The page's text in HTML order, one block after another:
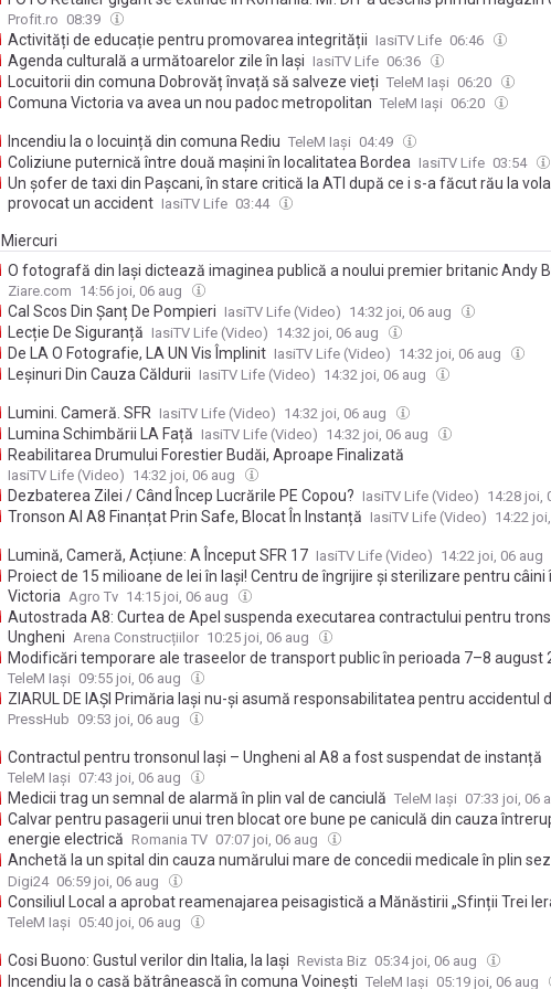
Profit.ro 08:39
Activități de educație pentru promovarea integrității IasiTV Life 06:46
Agenda culturală a următoarelor zile în Iași IasiTV Life 06:36
Locuitorii din comuna Dobrovăț învață să salveze vieți TeleM Iași 06:20
Comuna Victoria va avea un nou padoc metropolitan TeleM Iași 06:20
Incendiu la o locuință din comuna Rediu TeleM Iași 04:49
Coliziune puternică între două mașini în localitatea Bordea IasiTV Life 03:54
Un șofer de taxi din Pașcani, în stare critică la ATI după ce i s-a făcut rău la
provocat un accident IasiTV Life 03:44
Miercuri
O fotografă din Iași dictează imaginea publică a noului premier britanic Andy
Românca a lucrat și pentru Keir Starmer și The Guardian FOTO
Ziare.com 14:56 joi, 06 aug
Cal Scos Din Șanț De Pompieri IasiTV Life (Video) 14:32 joi, 06 aug
Lecție De Siguranță IasiTV Life (Video) 14:32 joi, 06 aug
De LA O Fotografie, LA UN Vis Împlinit IasiTV Life (Video) 14:32 joi, 06 aug
Leșinuri Din Cauza Căldurii IasiTV Life (Video) 14:32 joi, 06 aug
Lumini. Cameră. SFR IasiTV Life (Video) 14:32 joi, 06 aug
Lumina Schimbării LA Față IasiTV Life (Video) 14:32 joi, 06 aug
Reabilitarea Drumului Forestier Budăi, Aproape Finalizată
IasiTV Life (Video) 14:32 joi, 06 aug
Dezbaterea Zilei / Când Încep Lucrările PE Copou? IasiTV Life (Video) 14:28 joi,
Tronson Al A8 Finanțat Prin Safe, Blocat În Instanță IasiTV Life (Video) 14:22
Lumină, Cameră, Acțiune: A Început SFR 17 IasiTV Life (Video) 14:22 joi, 06 aug
Proiect de 15 milioane de lei în Iași! Centru de îngrijire și sterilizare pentru câini
Victoria Agro Tv 14:15 joi, 06 aug
Autostrada A8: Curtea de Apel suspenda executarea contractului pentru
Ungheni Arena Construcțiilor 10:25 joi, 06 aug
Modificări temporare ale traseelor de transport public în perioada 7–8 august
TeleM Iași 09:55 joi, 06 aug
ZIARUL DE IAȘI Primăria Iași nu-și asumă responsabilitatea pentru accidentul
de joacă din Alexandru cel Bun, unde un copil a căzut de pe un tobogan
PressHub 09:53 joi, 06 aug
Contractul pentru tronsonul Iași – Ungheni al A8 a fost suspendat de instanță
TeleM Iași 07:43 joi, 06 aug
Medicii trag un semnal de alarmă în plin val de canciulă TeleM Iași 07:33 joi, 06
Calvar pentru pasagerii unui tren blocat ore bune pe caniculă din cauza
energie electrică Romania TV 07:07 joi, 06 aug
Anchetă la un spital din cauza numărului mare de concedii medicale în plin
Unul din 10 angajați a anunțat că e bolnav
Digi24 06:59 joi, 06 aug
Consiliul Local a aprobat reamenajarea peisagistică a Mănăstirii „Sfinții Trei
TeleM Iași 05:40 joi, 06 aug
Cosi Buono: Gustul verilor din Italia, la Iași Revista Biz 05:34 joi, 06 aug
Incendiu la o casă bătrânească în comuna Voinești TeleM Iași 05:19 joi, 06 aug